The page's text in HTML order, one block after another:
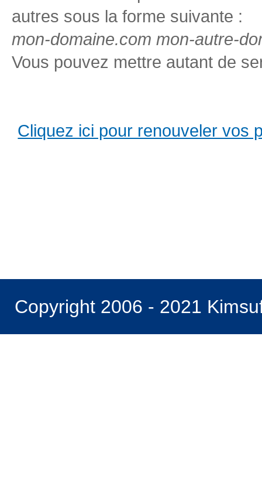
autres sous la forme suivante :
mon-domaine.com mon-autre-
Vous pouvez mettre autant de
Cliquez ici pour renouveler vos
Copyright 2006 - 2021